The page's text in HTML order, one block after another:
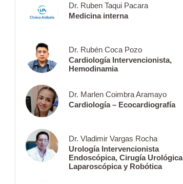
Dr. Ruben Taqui Pacara
Medicina interna
Dr. Rubén Coca Pozo
Cardiología Intervencionista,
Hemodinamia
Dr. Marlen Coimbra Aramayo
Cardiología – Ecocardiografía
Dr. Vladimir Vargas Rocha
Urología Intervencionista
Endoscópica, Cirugía Urológica
Laparoscópica y Robótica